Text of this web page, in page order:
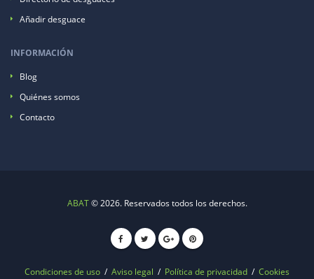
Añadir desguace
INFORMACIÓN
Blog
Quiénes somos
Contacto
ABAT© 2026. Reservados todos los derechos.
Condiciones de uso / Aviso legal / Política de privacidad / Cookies